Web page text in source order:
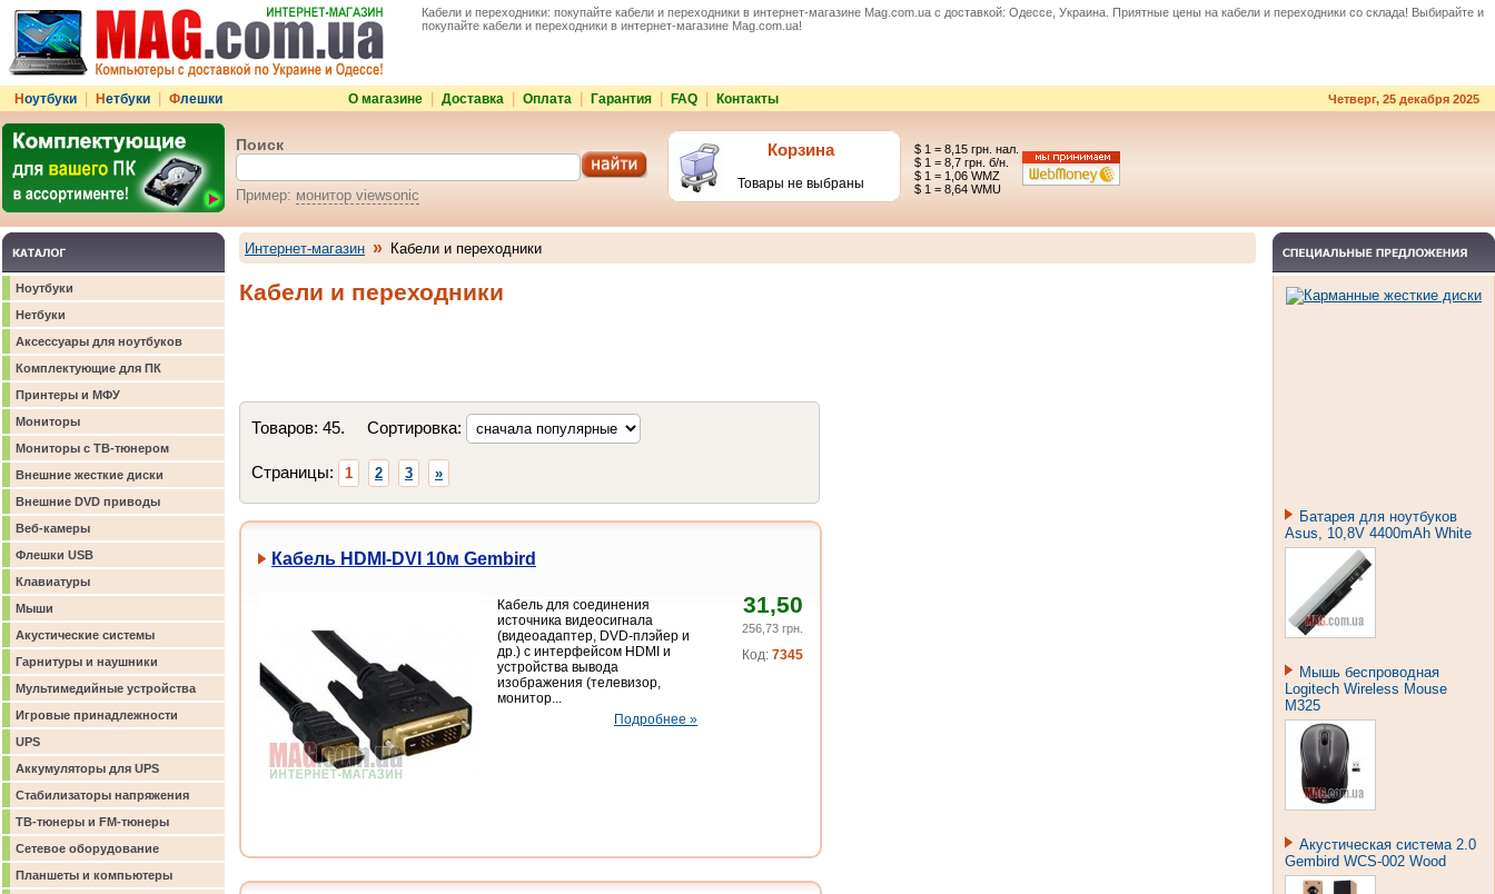
Кабели и переходники: покупайте кабели и переходники в интернет-магазине Mag.com.ua с доставкой: Одессе, Украина. Приятные цены на кабели и переходники со склада! Выбирайте и
покупайте кабели и переходники в интернет-магазине Mag.com.ua!
Н оутбуки Н етбуки Флешки О магазине Доставка Оплата Гарантия FAQ Контакты Четверг, 25 декабря 2025
Поиск
Пример: монитор viewsonic
Корзина
Товары не выбраны
$ 1 = 8,15 грн. нал.
$ 1 = 8,7 грн. б/н.
$ 1 = 1,06 WMZ
$ 1 = 8,64 WMU
Интернет-магазин » Кабели и переходники
Кабели и переходники
Товаров: 45. Сортировка:
Страницы: 1 2 3 »
Кабель HDMI-DVI 10м Gembird
Кабель для соединения
источника видеосигнала
(видеоадаптер, DVD-плэйер и
др.) с интерфейсом HDMI и
устройства вывода
изображения (телевизор,
монитор...
Подробнее »
31,50
256,73 грн.
Код: 7345
Ноутбуки
Нетбуки
Аксессуары для ноутбуков
Комплектующие для ПК
Принтеры и МФУ
Мониторы
Мониторы с ТВ-тюнером
Внешние жесткие диски
Внешние DVD приводы
Веб-камеры
Флешки USB
Клавиатуры
Мыши
Акустические системы
Гарнитуры и наушники
Мультимедийные устройства
Игровые принадлежности
UPS
Аккумуляторы для UPS
Стабилизаторы напряжения
ТВ-тюнеры и FM-тюнеры
Сетевое оборудование
Планшеты и компьютеры
Батарея для ноутбуков
Asus, 10,8V 4400mAh White